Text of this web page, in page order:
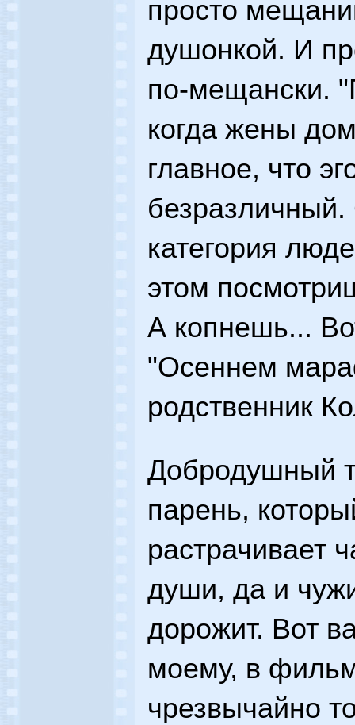
просто
душонкой. И
по-мещански.
когда жены
главное, что
категория
этом
А копнешь...
"Осеннем
родственник
Добродушный
парень,
растрачивает
души, да и
дорожит. Вот
моему, в
чрезвычайно